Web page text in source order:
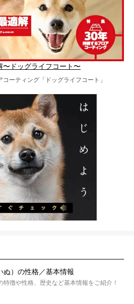
ドッグライフコート〜
ーティング「ドッグライフコート」
ぬ）の性格／基本情報
特徴や性格、歴史など基本情報をご紹介！